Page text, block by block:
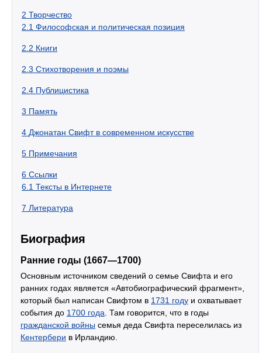
2 Творчество
2.1 Философская и политическая позиция
2.2 Книги
2.3 Стихотворения и поэмы
2.4 Публицистика
3 Память
4 Джонатан Свифт в современном искусстве
5 Примечания
6 Ссылки
6.1 Тексты в Интернете
7 Литература
Биография
Ранние годы (1667—1700)
Основным источником сведений о семье Свифта и его
ранних годах является «Автобиографический фрагмент»,
который был написан Свифтом в 1731 году и охватывает
события до 1700 года . Там говорится, что в годы
гражданской войны семья деда Свифта переселилась из
Кентербери в Ирландию.